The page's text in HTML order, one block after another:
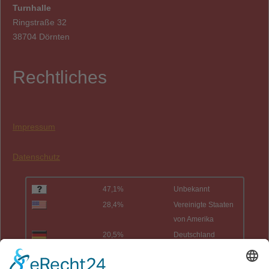
Turnhalle
Ringstraße 32
38704 Dörnten
Rechtliches
Impressum
Datenschutz
47,1%
Unbekannt
28,4%
Vereinigte Staaten
von Amerika
20,5%
Deutschland